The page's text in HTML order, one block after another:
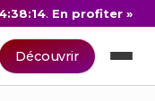
. En profiter »
Découvrir